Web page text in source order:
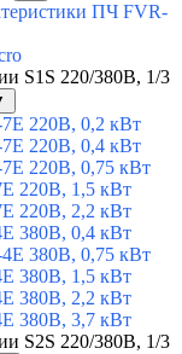
ПЧ FVR-
S1S 220/380В, 1/3
220В, 0,2 кВт
220В, 0,4 кВт
220В, 0,75 кВт
220В, 1,5 кВт
220В, 2,2 кВт
380В, 0,4 кВт
380В, 0,75 кВт
380В, 1,5 кВт
380В, 2,2 кВт
380В, 3,7 кВт
S2S 220/380В, 1/3